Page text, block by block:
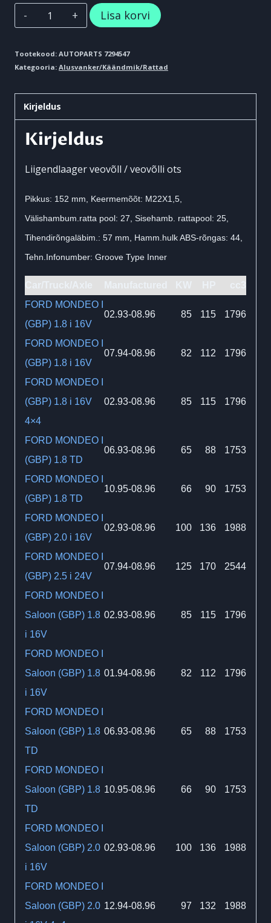
Liigendlaager
veovõll
/
veovõlli
ots
kogus
Lisa korvi
Tootekood: AUTOPARTS 7294547
Kategooria: Alusvanker/Käändmik/Rattad
Kirjeldus
Kirjeldus
Liigendlaager veovõll / veovõlli ots
Pikkus: 152 mm, Keermemõõt: M22X1,5,
Välishambum.ratta pool: 27, Sisehamb. rattapool: 25,
Tihendirõngaläbim.: 57 mm, Hamm.hulk ABS-rõngas: 44,
Tehn.Infonumber: Groove Type Inner
FORD MONDEO I
(GBP) 1.8 i 16V
02.93-08.96 85 115 1796
FORD MONDEO I
(GBP) 1.8 i 16V
07.94-08.96 82 112 1796
FORD MONDEO I
(GBP) 1.8 i 16V
4×4
02.93-08.96 85 115 1796
FORD MONDEO I
(GBP) 1.8 TD
06.93-08.96 65 88 1753
FORD MONDEO I
(GBP) 1.8 TD
10.95-08.96 66 90 1753
FORD MONDEO I
(GBP) 2.0 i 16V
02.93-08.96 100 136 1988
FORD MONDEO I
(GBP) 2.5 i 24V
07.94-08.96 125 170 2544
FORD MONDEO I
Saloon (GBP) 1.8
i 16V
02.93-08.96 85 115 1796
FORD MONDEO I
Saloon (GBP) 1.8
i 16V
01.94-08.96 82 112 1796
FORD MONDEO I
Saloon (GBP) 1.8
TD
06.93-08.96 65 88 1753
FORD MONDEO I
Saloon (GBP) 1.8
TD
10.95-08.96 66 90 1753
FORD MONDEO I
Saloon (GBP) 2.0
i 16V
02.93-08.96 100 136 1988
FORD MONDEO I
Saloon (GBP) 2.0 12.94-08.96 97 132 1988